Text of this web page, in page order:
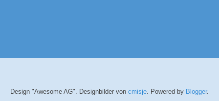
Design "Awesome AG". Designbilder von cmisje . Powered by Blogger.